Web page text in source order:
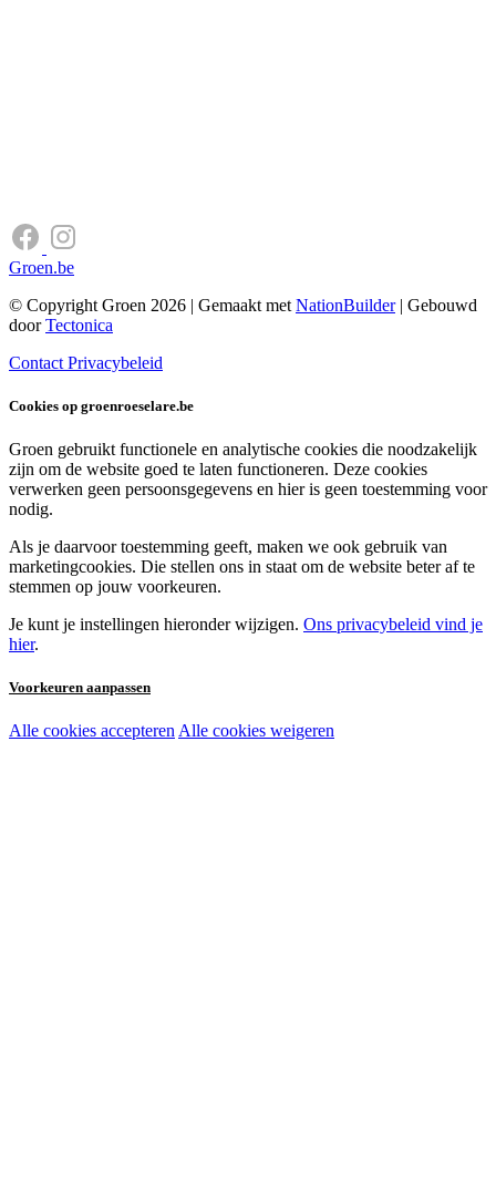
Groen.be
© Copyright Groen 2026 | Gemaakt met NationBuilder| Gebouwd
doorTectonica
Contact Privacybeleid
Cookies op groenroeselare.be
Groen gebruikt functionele en analytische cookies die noodzakelijk
zijn om de website goed te laten functioneren. Deze cookies
verwerken geen persoonsgegevens en hier is geen toestemming voor
nodig.
Als je daarvoor toestemming geeft, maken we ook gebruik van
marketingcookies. Die stellen ons in staat om de website beter af te
stemmen op jouw voorkeuren.
Je kunt je instellingen hieronder wijzigen. Ons privacybeleid vind je
hier.
Voorkeuren aanpassen
Noodzakelijke cookies:
Alle cookies accepteren Alle cookies weigeren